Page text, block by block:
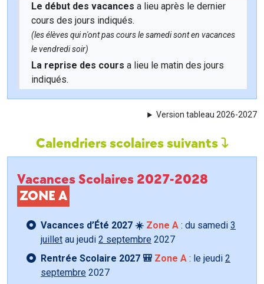
Le début des vacances a lieu après le dernier
cours des jours indiqués.
(les élèves qui n'ont pas cours le samedi sont en vacances
le vendredi soir)
La reprise des cours a lieu le matin des jours
indiqués.
Version tableau 2026-2027
Calendriers scolaires suivants
Vacances Scolaires 2027-2028
ZONE A
Vacances d’Été 2027 ☀️ Zone A : du samedi 3
juillet au jeudi 2 septembre 2027
Rentrée Scolaire 2027 🎒 Zone A : le jeudi 2
septembre 2027